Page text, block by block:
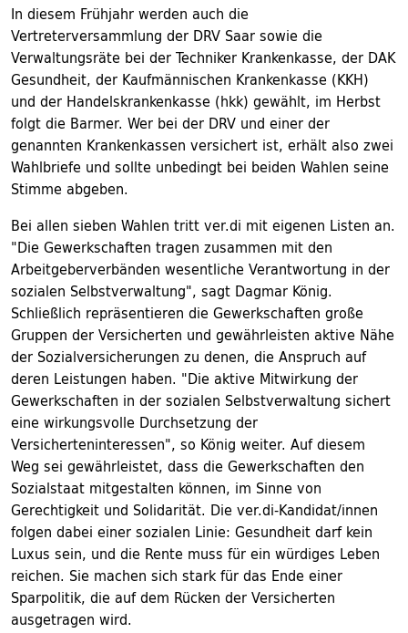
In diesem Frühjahr werden auch die
Vertreterversammlung der DRV Saar sowie die
Verwaltungsräte bei der Techniker Krankenkasse, der DAK
Gesundheit, der Kaufmännischen Krankenkasse (KKH)
und der Handelskrankenkasse (hkk) gewählt, im Herbst
folgt die Barmer. Wer bei der DRV und einer der
genannten Krankenkassen versichert ist, erhält also zwei
Wahlbriefe und sollte unbedingt bei beiden Wahlen seine
Stimme abgeben.
Bei allen sieben Wahlen tritt ver.di mit eigenen Listen an.
"Die Gewerkschaften tragen zusammen mit den
Arbeitgeberverbänden wesentliche Verantwortung in der
sozialen Selbstverwaltung", sagt Dagmar König.
Schließlich repräsentieren die Gewerkschaften große
Gruppen der Versicherten und gewährleisten aktive Nähe
der Sozialversicherungen zu denen, die Anspruch auf
deren Leistungen haben. "Die aktive Mitwirkung der
Gewerkschaften in der sozialen Selbstverwaltung sichert
eine wirkungsvolle Durchsetzung der
Versicherteninteressen", so König weiter. Auf diesem
Weg sei gewährleistet, dass die Gewerkschaften den
Sozialstaat mitgestalten können, im Sinne von
Gerechtigkeit und Solidarität. Die ver.di-Kandidat/innen
folgen dabei einer sozialen Linie: Gesundheit darf kein
Luxus sein, und die Rente muss für ein würdiges Leben
reichen. Sie machen sich stark für das Ende einer
Sparpolitik, die auf dem Rücken der Versicherten
ausgetragen wird.